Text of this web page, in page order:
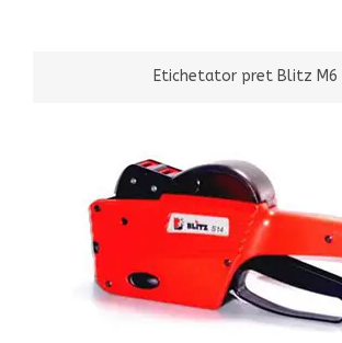
Etichetator pret Blitz M6